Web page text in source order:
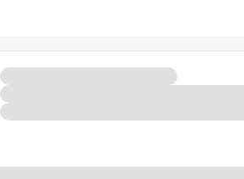
Movilidad